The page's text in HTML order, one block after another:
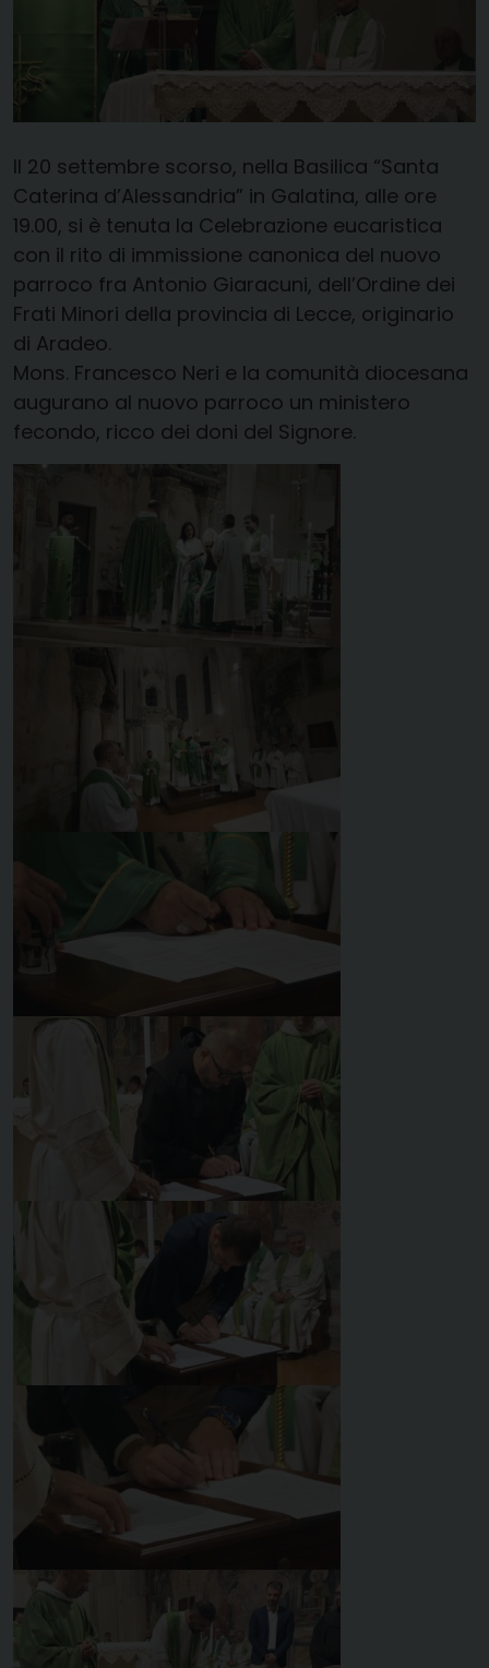
Il 20 settembre scorso, nella Basilica “Santa
Caterina d’Alessandria” in Galatina, alle ore
19.00, si è tenuta la Celebrazione eucaristica
con il rito di immissione canonica del nuovo
parroco fra Antonio Giaracuni, dell’Ordine dei
Frati Minori della provincia di Lecce, originario
di Aradeo.
Mons. Francesco Neri e la comunità diocesana
augurano al nuovo parroco un ministero
fecondo, ricco dei doni del Signore.